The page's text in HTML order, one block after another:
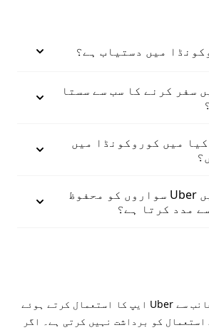
سفر کرنے کا سب سے سستا
میں کوروکونڈا میں
کوروکونڈا میں Uber سواروں کو محفوظ
مدد کرتا ہے؟
Uber ڈرائیورز کی جانب سے Uber ایپ کا استعمال کرتے ہوئے
کو برداشت نہیں کرتی ہے۔ اگر